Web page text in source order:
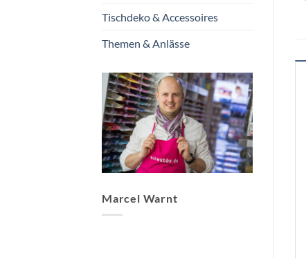
Tischdeko & Accessoires
Themen & Anlässe
Marcel Warnt